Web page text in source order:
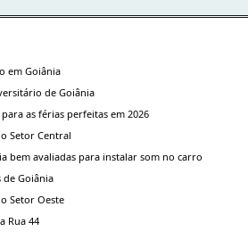
em Goiânia
de Goiânia
as férias perfeitas em 2026
Setor Central
bem avaliadas para instalar som no carro
de Goiânia
Setor Oeste
Rua 44